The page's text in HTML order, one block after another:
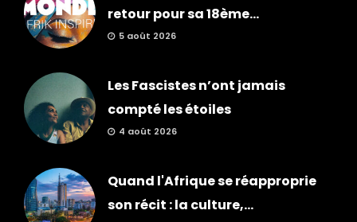
retour pour sa 18ème...
5 août 2026
Les Fascistes n’ont jamais
compté les étoiles
4 août 2026
Quand l'Afrique se réapproprie
son récit : la culture,...